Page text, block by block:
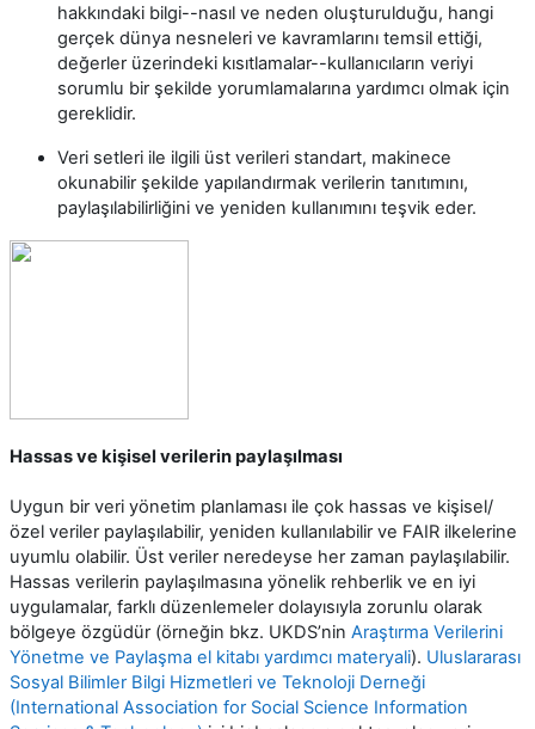
hakkındaki bilgi--nasıl ve neden oluşturulduğu, hangi
gerçek dünya nesneleri ve kavramlarını temsil ettiği,
değerler üzerindeki kısıtlamalar--kullanıcıların veriyi
sorumlu bir şekilde yorumlamalarına yardımcı olmak için
gereklidir.
Veri setleri ile ilgili üst verileri standart, makinece
okunabilir şekilde yapılandırmak verilerin tanıtımını,
paylaşılabilirliğini ve yeniden kullanımını teşvik eder.
Hassas ve kişisel verilerin paylaşılması
Uygun bir veri yönetim planlaması ile çok hassas ve kişisel/
özel veriler paylaşılabilir, yeniden kullanılabilir ve FAIR ilkelerine
uyumlu olabilir. Üst veriler neredeyse her zaman paylaşılabilir.
Hassas verilerin paylaşılmasına yönelik rehberlik ve en iyi
uygulamalar, farklı düzenlemeler dolayısıyla zorunlu olarak
bölgeye özgüdür (örneğin bkz. UKDS’nin Araştırma Verilerini
Yönetme ve Paylaşma el kitabı yardımcı materyali). Uluslararası
Sosyal Bilimler Bilgi Hizmetleri ve Teknoloji Derneği
(International Association for Social Science Information